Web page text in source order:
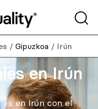
/ Gipuzkoa / Irún
en Irún
en Irún con el